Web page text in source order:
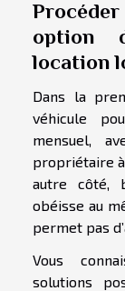
option
location
Dans la
véhicule
mensuel,
propriétaire à
autre côté,
obéisse au
permet pas
Vous
solutions